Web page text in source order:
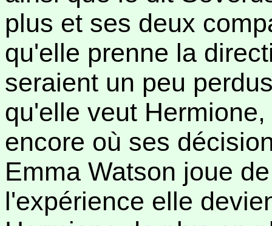
plus et ses deux
qu'elle prenne la
seraient un peu
qu'elle veut
encore où ses
Emma Watson joue
l'expérience elle